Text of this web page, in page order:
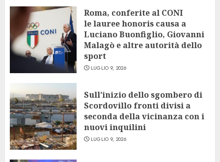
Roma, conferite al CONI
le lauree honoris causa a
Luciano Buonfiglio, Giovanni
Malagò e altre autorità dello
sport
LUGLIO 9, 2026
Sull’inizio dello sgombero di
Scordovillo fronti divisi a
seconda della vicinanza con i
nuovi inquilini
LUGLIO 9, 2026